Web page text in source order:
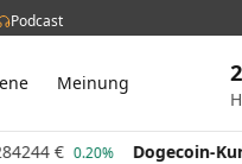
Podcast
Meinung
€ 0.20% Dogecoin-Kurs